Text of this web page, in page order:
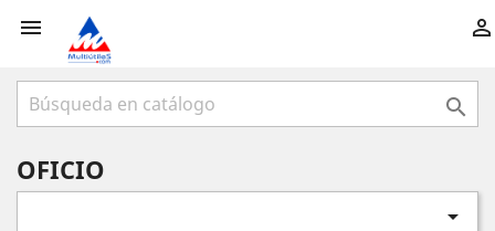
 

OFICIO
